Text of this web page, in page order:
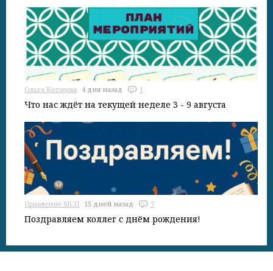
Ольга Которова 4 дня назад 1
Что нас ждёт на текущей неделе 3 - 9 августа
Правление МСП 15 дней назад 7
Поздравляем коллег с днём рождения!